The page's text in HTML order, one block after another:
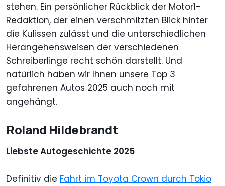
stehen. Ein persönlicher Rückblick der Motor1-
Redaktion, der einen verschmitzten Blick hinter
die Kulissen zulässt und die unterschiedlichen
Herangehensweisen der verschiedenen
Schreiberlinge recht schön darstellt. Und
natürlich haben wir Ihnen unsere Top 3
gefahrenen Autos 2025 auch noch mit
angehängt.
Roland Hildebrandt
Liebste Autogeschichte 2025
Definitiv die Fahrt im Toyota Crown durch Tokio